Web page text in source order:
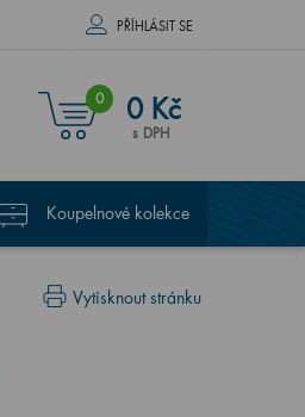
PŘÍHLÁSIT SE
0 0 Kč
s DPH
Koupelnové kolekce
Vytisknout stránku